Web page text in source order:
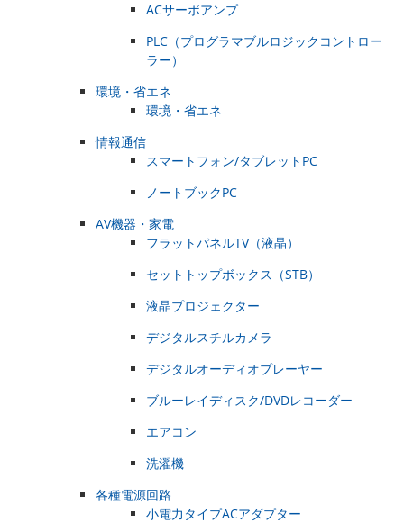
ACサーボアンプ
PLC（プログラマブルロジックコントロー
ラー）
環境・省エネ
環境・省エネ
情報通信
スマートフォン/タブレットPC
ノートブックPC
AV機器・家電
フラットパネルTV（液晶）
セットトップボックス（STB）
液晶プロジェクター
デジタルスチルカメラ
デジタルオーディオプレーヤー
ブルーレイディスク/DVDレコーダー
エアコン
洗濯機
各種電源回路
小電力タイプACアダプター